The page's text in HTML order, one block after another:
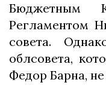
Бюджетным
Регламентом
совета.
облсовета,
Федор Барна,